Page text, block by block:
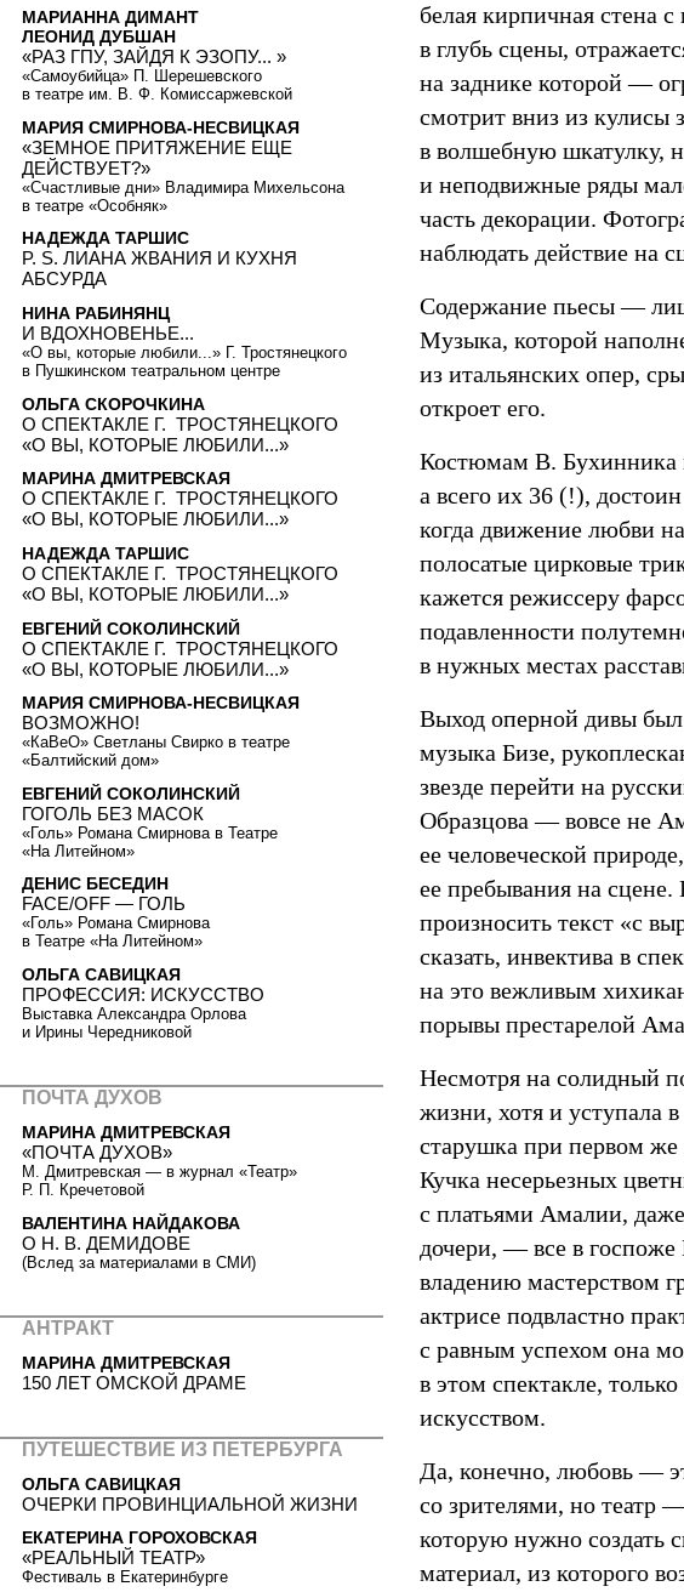
белая кирпичная стена
в глубь сцены,
на заднике которой —
смотрит вниз из кулисы
в волшебную шкатулку,
и неподвижные ряды
часть декорации.
наблюдать действие на
Содержание пьесы —
Музыка, которой
из итальянских опер,
откроет его.
Костюмам В. Бухинника
а всего их 36 (!),
когда движение любви
полосатые цирковые
кажется режиссеру
подавленности
в нужных местах
Выход оперной дивы был
музыка Бизе,
звезде перейти на
Образцова — вовсе не
ее человеческой
ее пребывания на
произносить текст «с
сказать, инвектива в
на это вежливым
порывы престарелой
Несмотря на солидный
жизни, хотя и уступала
старушка при первом же
Кучка несерьезных
с платьями Амалии,
дочери, — все в госпоже
владению мастерством
актрисе подвластно
с равным успехом она
в этом спектакле,
искусством.
Да, конечно, любовь —
со зрителями, но театр
которую нужно создать
материал, из которого
МАРИАННА ДИМАНТ
ЛЕОНИД ДУБШАН
«РАЗ ГПУ, ЗАЙДЯ К ЭЗОПУ... »
«Самоубийца» П. Шерешевского
в театре им. В. Ф. Комиссаржевской
МАРИЯ СМИРНОВА-НЕСВИЦКАЯ
«ЗЕМНОЕ ПРИТЯЖЕНИЕ ЕЩЕ
ДЕЙСТВУЕТ?»
«Счастливые дни» Владимира Михельсона
в театре «Особняк»
НАДЕЖДА ТАРШИС
P. S. ЛИАНА ЖВАНИЯ И КУХНЯ
АБСУРДА
НИНА РАБИНЯНЦ
И ВДОХНОВЕНЬЕ...
«О вы, которые любили...» Г. Тростянецкого
в Пушкинском театральном центре
ОЛЬГА СКОРОЧКИНА
О СПЕКТАКЛЕ Г. ТРОСТЯНЕЦКОГО
«О ВЫ, КОТОРЫЕ ЛЮБИЛИ...»
МАРИНА ДМИТРЕВСКАЯ
О СПЕКТАКЛЕ Г. ТРОСТЯНЕЦКОГО
«О ВЫ, КОТОРЫЕ ЛЮБИЛИ...»
НАДЕЖДА ТАРШИС
О СПЕКТАКЛЕ Г. ТРОСТЯНЕЦКОГО
«О ВЫ, КОТОРЫЕ ЛЮБИЛИ...»
ЕВГЕНИЙ СОКОЛИНСКИЙ
О СПЕКТАКЛЕ Г. ТРОСТЯНЕЦКОГО
«О ВЫ, КОТОРЫЕ ЛЮБИЛИ...»
МАРИЯ СМИРНОВА-НЕСВИЦКАЯ
ВОЗМОЖНО!
«КаВеО» Светланы Свирко в театре
«Балтийский дом»
ЕВГЕНИЙ СОКОЛИНСКИЙ
ГОГОЛЬ БЕЗ МАСОК
«Голь» Романа Смирнова в Театре
«На Литейном»
ДЕНИС БЕСЕДИН
FACE/OFF — ГОЛЬ
«Голь» Романа Смирнова
в Театре «На Литейном»
ОЛЬГА САВИЦКАЯ
ПРОФЕССИЯ: ИСКУССТВО
Выставка Александра Орлова
и Ирины Чередниковой
ПОЧТА ДУХОВ
МАРИНА ДМИТРЕВСКАЯ
«ПОЧТА ДУХОВ»
М. Дмитревская — в журнал «Театр»
Р. П. Кречетовой
ВАЛЕНТИНА НАЙДАКОВА
О Н. В. ДЕМИДОВЕ
(Вслед за материалами в СМИ)
АНТРАКТ
МАРИНА ДМИТРЕВСКАЯ
150 ЛЕТ ОМСКОЙ ДРАМЕ
ПУТЕШЕСТВИЕ ИЗ ПЕТЕРБУРГА
ОЛЬГА САВИЦКАЯ
ОЧЕРКИ ПРОВИНЦИАЛЬНОЙ ЖИЗНИ
ЕКАТЕРИНА ГОРОХОВСКАЯ
«РЕАЛЬНЫЙ ТЕАТР»
Фестиваль в Екатеринбурге